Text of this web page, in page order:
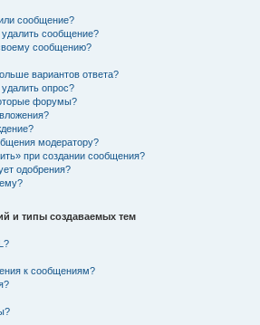
сообщение?
удалить сообщение?
сообщению?
вариантов ответа?
опрос?
форумы?
модератору?
при создании сообщения?
одобрения?
и типы создаваемых тем
к сообщениям?